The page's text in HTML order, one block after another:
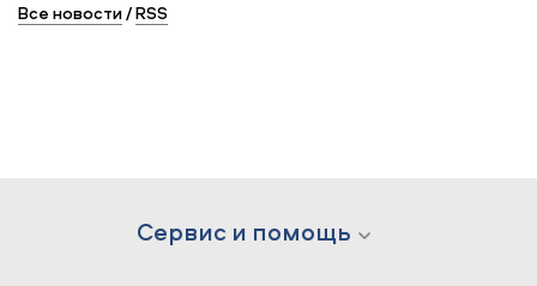
Все новости/RSS
Сервис и помощь